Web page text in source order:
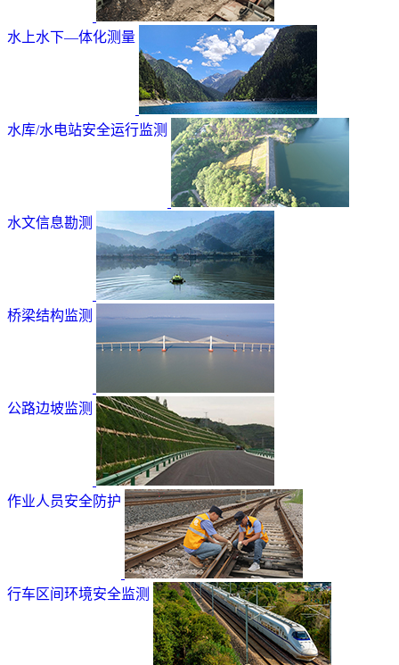
水上水下—体化测量
水库/水电站安全运行监测
水文信息勘测
桥梁结构监测
公路边坡监测
作业人员安全防护
行车区间环境安全监测